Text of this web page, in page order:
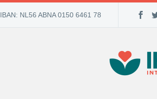
IBAN: NL56 ABNA 0150 6461 78